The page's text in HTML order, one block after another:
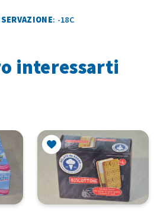
: -18C
interessarti